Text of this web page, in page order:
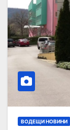
ВОДЕЩИ НОВИНИ